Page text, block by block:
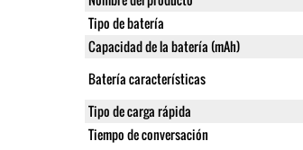
Tipo de batería
Capacidad de la batería (mAh)
Batería características
Tipo de carga rápida
Tiempo de conversación